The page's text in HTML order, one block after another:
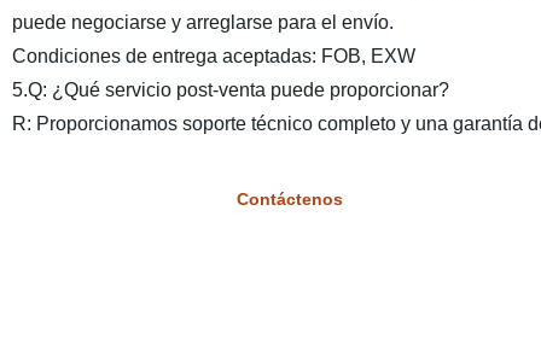
puede negociarse y arreglarse para el envío.
Condiciones de entrega aceptadas: FOB, EXW
5.Q: ¿Qué servicio post-venta puede proporcionar?
R: Proporcionamos soporte técnico completo y una garantía
Contáctenos